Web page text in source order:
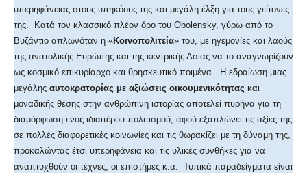
υπερηφάνειας στους υπηκόους της και μεγάλη έλξη για τους γείτονες
της. Κατά τον κλασσικό πλέον όρο του Obolensky, γύρω από το
Βυζάντιο απλωνόταν η «Κοινοπολιτεία» του, με ηγεμονίες και λαούς
της ανατολικής Ευρώπης και της κεντρικής Ασίας να το αναγνωρίζουν
ως κοσμικό επικυρίαρχο και θρησκευτικό ποιμένα. Η εδραίωση μιας
μεγάλης αυτοκρατορίας με αξιώσεις οικουμενικότητας και
μοναδικής θέσης στην ανθρώπινη ιστορίας αποτελεί πυρήνα για τη
διαμόρφωση ενός ιδιαιτέρου πολιτισμού, αφού εξαπλώνει τις αξίες της
σε πολλές διαφορετικές κοινωνίες και τις θωρακίζει με τη δύναμη της,
προκαλώντας έτσι υπερηφάνεια και τις υλικές συνθήκες για να
αναπτυχθούν οι τέχνες, οι επιστήμες κ.α. Τυπικά παραδείγματα είναι